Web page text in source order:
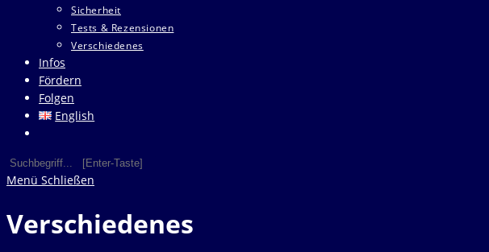
Sicherheit
Tests & Rezensionen
Verschiedenes
Infos
Fördern
Folgen
English
umschalten
Diese
Website
the
Menü Schließen
Verschiedenes